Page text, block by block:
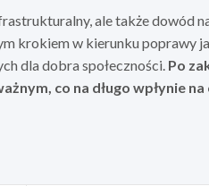
ale także dowód
krokiem w kierunku poprawy
dla dobra społeczności. Po
co na długo wpłynie